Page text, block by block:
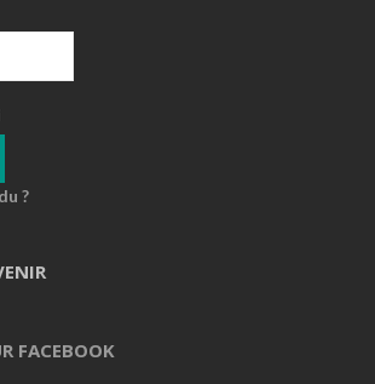
?
FACEBOOK